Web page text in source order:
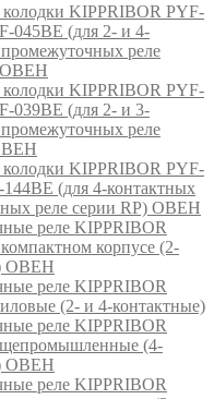
KIPPRIBOR PYF-
045BE (для 2- и 4-
реле
ОВЕН
KIPPRIBOR PYF-
039BE (для 2- и 3-
реле
KIPPRIBOR PYF-
(для 4-контактных
реле серии RP) ОВЕН
реле KIPPRIBOR
корпусе (2-
ОВЕН
реле KIPPRIBOR
(2- и 4-контактные)
реле KIPPRIBOR
(4-
ОВЕН
реле KIPPRIBOR